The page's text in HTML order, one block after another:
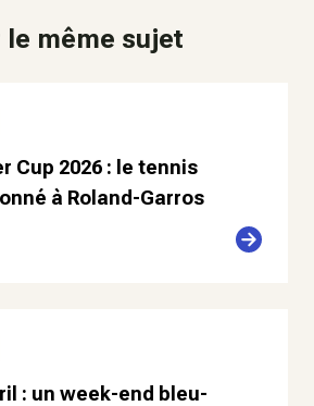
le même sujet
Cup 2026 : le tennis
à Roland-Garros
: un week-end bleu-